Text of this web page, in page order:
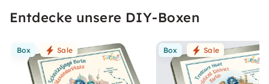
Entdecke unsere DIY-Boxen
Box Sale Box Sale